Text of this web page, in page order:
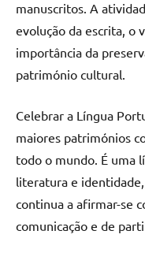
manuscritos. A
evolução da escrita, o
importância da
património cultural.
Celebrar a Língua
maiores patrimónios
todo o mundo. É uma
literatura e
continua a afirmar-se
comunicação e de